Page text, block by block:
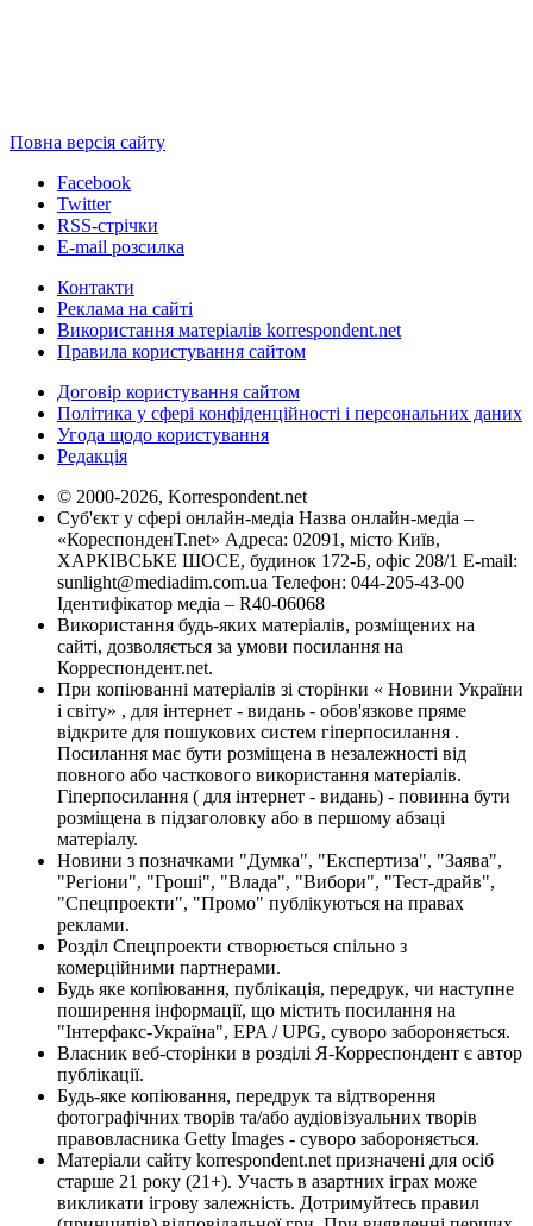
Повна версія сайту
Facebook
Twitter
RSS-стрічки
E-mail розсилка
Контакти
Реклама на сайті
Використання матеріалів korrespondent.net
Правила користування сайтом
Договір користування сайтом
Політика у сфері конфіденційності і персональних даних
Угода щодо користування
Редакція
© 2000-2026, Korrespondent.net
Суб'єкт у сфері онлайн-медіа Назва онлайн-медіа –
«КореспонденТ.net» Адреса: 02091, місто Київ,
ХАРКІВСЬКЕ ШОСЕ, будинок 172-Б, офіс 208/1 E-mail:
sunlight@mediadim.com.ua Телефон: 044-205-43-00
Ідентифікатор медіа – R40-06068
Використання будь-яких матеріалів, розміщених на
сайті, дозволяється за умови посилання на
Корреспондент.net.
При копіюванні матеріалів зі сторінки « Новини України
і світу» , для інтернет - видань - обов'язкове пряме
відкрите для пошукових систем гіперпосилання .
Посилання має бути розміщена в незалежності від
повного або часткового використання матеріалів.
Гіперпосилання ( для інтернет - видань) - повинна бути
розміщена в підзаголовку або в першому абзаці
матеріалу.
Новини з позначками "Думка", "Експертиза", "Заява",
"Регіони", "Гроші", "Влада", "Вибори", "Тест-драйв",
"Спецпроекти", "Промо" публікуються на правах
реклами.
Розділ Спецпроекти створюється спільно з
комерційними партнерами.
Будь яке копіювання, публікація, передрук, чи наступне
поширення інформації, що містить посилання на
"Інтерфакс-Україна", EPA / UPG, суворо забороняється.
Власник веб-сторінки в розділі Я-Корреспондент є автор
публікації.
Будь-яке копіювання, передрук та відтворення
фотографічних творів та/або аудіовізуальних творів
правовласника Getty Images - суворо забороняється.
Матеріали сайту korrespondent.net призначені для осіб
старше 21 року (21+). Участь в азартних іграх може
викликати ігрову залежність. Дотримуйтесь правил